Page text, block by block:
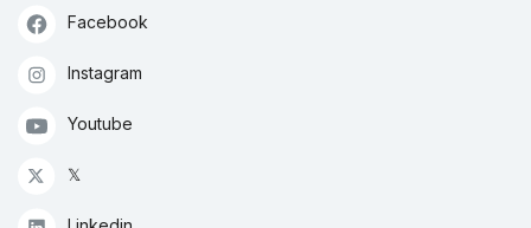
Facebook
Instagram
Youtube
𝕏